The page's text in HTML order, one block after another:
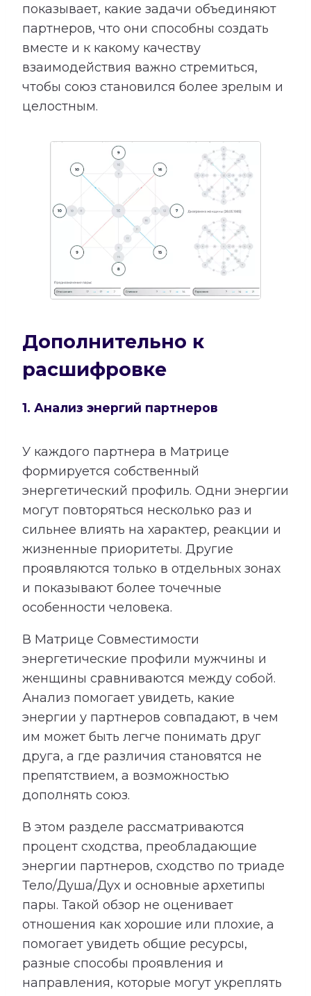
показывает, какие задачи объединяют
партнеров, что они способны создать
вместе и к какому качеству
взаимодействия важно стремиться,
чтобы союз становился более зрелым и
целостным.
Дополнительно к
расшифровке
1. Анализ энергий партнеров
У каждого партнера в Матрице
формируется собственный
энергетический профиль. Одни энергии
могут повторяться несколько раз и
сильнее влиять на характер, реакции и
жизненные приоритеты. Другие
проявляются только в отдельных зонах
и показывают более точечные
особенности человека.
В Матрице Совместимости
энергетические профили мужчины и
женщины сравниваются между собой.
Анализ помогает увидеть, какие
энергии у партнеров совпадают, в чем
им может быть легче понимать друг
друга, а где различия становятся не
препятствием, а возможностью
дополнять союз.
В этом разделе рассматриваются
процент сходства, преобладающие
энергии партнеров, сходство по триаде
Тело/Душа/Дух и основные архетипы
пары. Такой обзор не оценивает
отношения как хорошие или плохие, а
помогает увидеть общие ресурсы,
разные способы проявления и
направления, которые могут укреплять